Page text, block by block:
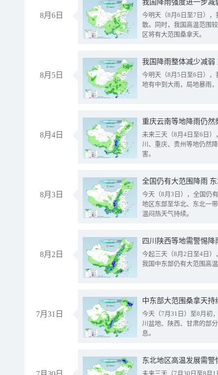
8月6日
今明天（8月6日至7日）
散。同时，我国高温范围
区将有大范围桑拿天。
8月5日
我国降雨整体减少减弱
今明天（8月5日至6日）
地有中到大雨，局地暴雨
8月4日
重庆云南等地降雨仍然
未来三天（8月4日至6日
川、重庆、贵州等地仍然
害。
8月3日
全国仍有大范围降雨
今天（8月3日），全国仍
地区东部至华北、东北一
温闷热天气持续。
8月2日
今起三天（8月2日至4日
我国中东部仍有大范围高
7月31日
中东部大范围桑拿天
今天（7月31日）至8月初
川盆地、陕西、甘肃的部
息。
东北地区高温发展需
未来三天（7月30日至8月